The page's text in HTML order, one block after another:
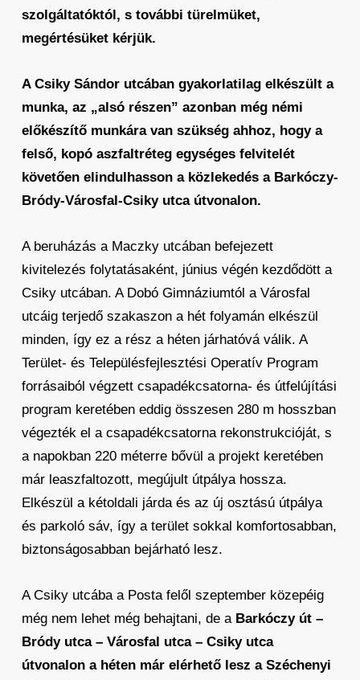
szolgáltatóktól, s további türelmüket,
megértésüket kérjük.
A Csiky Sándor utcában gyakorlatilag elkészült a
munka, az „alsó részen” azonban még némi
előkészítő munkára van szükség ahhoz, hogy a
felső, kopó aszfaltréteg egységes felvitelét
követően elindulhasson a közlekedés a Barkóczy-
Bródy-Városfal-Csiky utca útvonalon.
A beruházás a Maczky utcában befejezett
kivitelezés folytatásaként, június végén kezdődött a
Csiky utcában. A Dobó Gimnáziumtól a Városfal
utcáig terjedő szakaszon a hét folyamán elkészül
minden, így ez a rész a héten járhatóvá válik. A
Terület- és Településfejlesztési Operatív Program
forrásaiból végzett csapadékcsatorna- és útfelújítási
program keretében eddig összesen 280 m hosszban
végezték el a csapadékcsatorna rekonstrukcióját, s
a napokban 220 méterre bővül a projekt keretében
már leaszfaltozott, megújult útpálya hossza.
Elkészül a kétoldali járda és az új osztású útpálya
és parkoló sáv, így a terület sokkal komfortosabban,
biztonságosabban bejárható lesz.
A Csiky utcába a Posta felől szeptember közepéig
még nem lehet még behajtani, de a Barkóczy út –
Bródy utca – Városfal utca – Csiky utca
útvonalon a héten már elérhető lesz a Széchenyi